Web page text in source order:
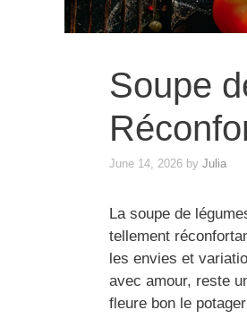
Soupe
June 14, 2026 by Julia
La soupe de
tellement
les envies et
avec amour, reste
fleure bon le